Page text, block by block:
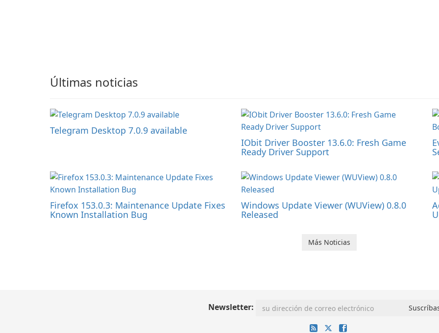
Últimas noticias
Telegram Desktop 7.0.9 available
IObit Driver Booster 13.6.0: Fresh Game
Ready Driver Support
Firefox 153.0.3: Maintenance Update Fixes
Known Installation Bug
Windows Update Viewer (WUView) 0.8.0
Released
Más Noticias
Newsletter: